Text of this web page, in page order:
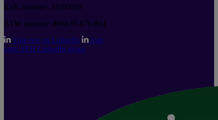
KvK nummer: 33300916
BTW nummer: 8068.95.676.B01
Volg ons op LinkedIn
Join
onze SEH LinkedIn-groep